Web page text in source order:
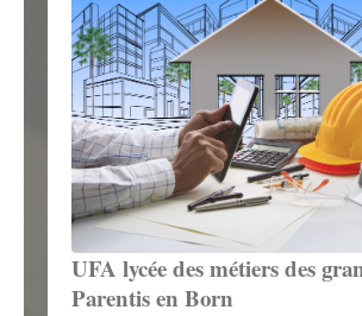
UFA lycée des métiers des
Parentis en Born